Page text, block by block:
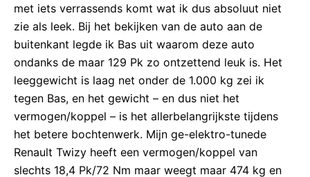
met iets verrassends komt wat ik dus absoluut niet
zie als leek. Bij het bekijken van de auto aan de
buitenkant legde ik Bas uit waarom deze auto
ondanks de maar 129 Pk zo ontzettend leuk is. Het
leeggewicht is laag net onder de 1.000 kg zei ik
tegen Bas, en het gewicht – en dus niet het
vermogen/koppel – is het allerbelangrijkste tijdens
het betere bochtenwerk. Mijn ge-elektro-tunede
Renault Twizy heeft een vermogen/koppel van
slechts 18,4 Pk/72 Nm maar weegt maar 474 kg en